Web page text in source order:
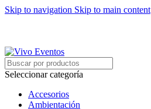
Skip to navigation Skip to main content
Seleccionar categoría
Accesorios
Ambientación